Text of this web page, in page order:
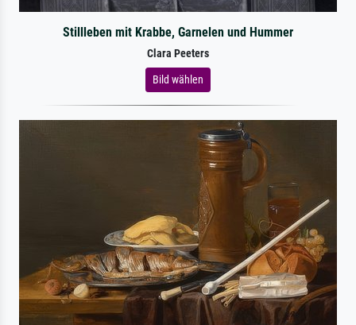
Stillleben mit Krabbe, Garnelen und Hummer
Clara Peeters
Bild wählen